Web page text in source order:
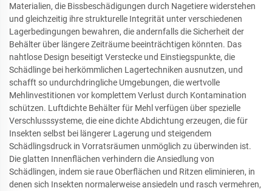
Materialien, die Bissbeschädigungen durch Nagetiere widerstehen
und gleichzeitig ihre strukturelle Integrität unter verschiedenen
Lagerbedingungen bewahren, die andernfalls die Sicherheit der
Behälter über längere Zeiträume beeinträchtigen könnten. Das
nahtlose Design beseitigt Verstecke und Einstiegspunkte, die
Schädlinge bei herkömmlichen Lagertechniken ausnutzen, und
schafft so undurchdringliche Umgebungen, die wertvolle
Mehlinvestitionen vor komplettem Verlust durch Kontamination
schützen. Luftdichte Behälter für Mehl verfügen über spezielle
Verschlusssysteme, die eine dichte Abdichtung erzeugen, die für
Insekten selbst bei längerer Lagerung und steigendem
Schädlingsdruck in Vorratsräumen unmöglich zu überwinden ist.
Die glatten Innenflächen verhindern die Ansiedlung von
Schädlingen, indem sie raue Oberflächen und Ritzen eliminieren, in
denen sich Insekten normalerweise ansiedeln und rasch vermehren,